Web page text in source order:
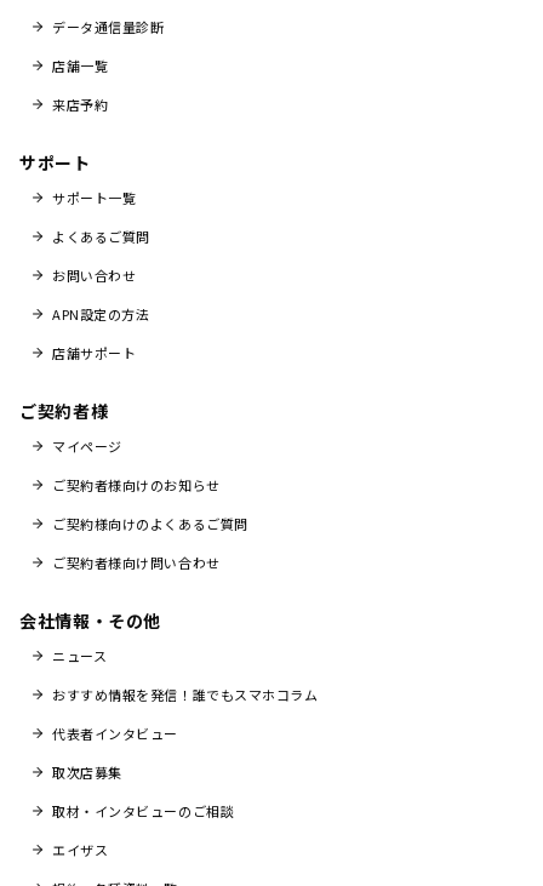
データ通信量診断
店舗一覧
来店予約
サポート
サポート一覧
よくあるご質問
お問い合わせ
APN設定の方法
店舗サポート
ご契約者様
マイページ
ご契約者様向けのお知らせ
ご契約様向けのよくあるご質問
ご契約者様向け問い合わせ
会社情報・その他
ニュース
おすすめ情報を発信！誰でもスマホコラム
代表者インタビュー
取次店募集
取材・インタビューのご相談
エイザス